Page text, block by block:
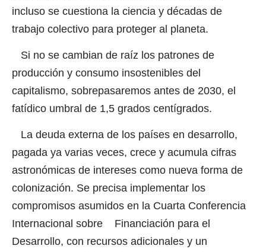
incluso se cuestiona la ciencia y décadas de
trabajo colectivo para proteger al planeta.
Si no se cambian de raíz los patrones de
producción y consumo insostenibles del
capitalismo, sobrepasaremos antes de 2030, el
fatídico umbral de 1,5 grados centígrados.
La deuda externa de los países en desarrollo,
pagada ya varias veces, crece y acumula cifras
astronómicas de intereses como nueva forma de
colonización. Se precisa implementar los
compromisos asumidos en la Cuarta Conferencia
Internacional sobre Financiación para el
Desarrollo, con recursos adicionales y un